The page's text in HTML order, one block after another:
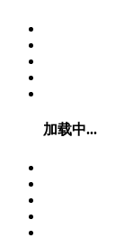
加载中...